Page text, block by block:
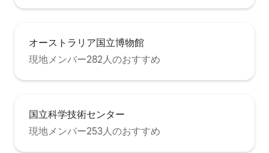
オーストラリア国立博物館
現地メンバー282人のおすすめ
国立科学技術センター
現地メンバー253人のおすすめ